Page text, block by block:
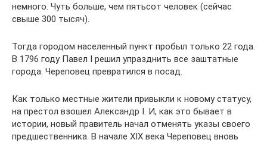
немного. Чуть больше, чем пятьсот человек (сейчас
свыше 300 тысяч).
Тогда городом населенный пункт пробыл только 22 года.
В 1796 году Павел I решил упразднить все заштатные
города. Череповец превратился в посад.
Как только местные жители привыкли к новому статусу,
на престол взошел Александр I. И, как это бывает в
истории, новый правитель начал отменять указы своего
предшественника. В начале XIX века Череповец вновь